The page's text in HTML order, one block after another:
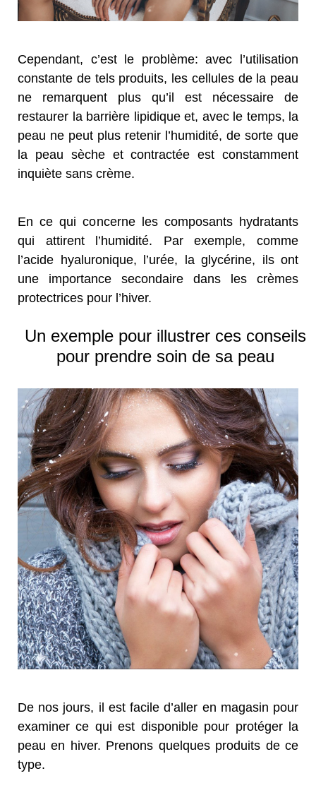
Cependant, c’est le problème: avec l’utilisation
constante de tels produits, les cellules de la peau
ne remarquent plus qu’il est nécessaire de
restaurer la barrière lipidique et, avec le temps, la
peau ne peut plus retenir l’humidité, de sorte que
la peau sèche et contractée est constamment
inquiète sans crème.
En ce qui concerne les composants hydratants
qui attirent l’humidité. Par exemple, comme
l’acide hyaluronique, l’urée, la glycérine, ils ont
une importance secondaire dans les crèmes
protectrices pour l’hiver.
Un exemple pour illustrer ces conseils
pour prendre soin de sa peau
De nos jours, il est facile d’aller en magasin pour
examiner ce qui est disponible pour protéger la
peau en hiver. Prenons quelques produits de ce
type.